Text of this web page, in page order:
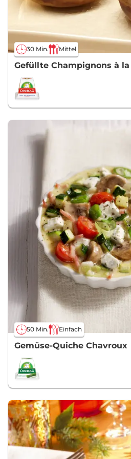
30 Min. Mittel
Gefüllte Champignons à
50 Min. Einfach
Gemüse-Quiche Chavroux